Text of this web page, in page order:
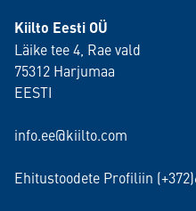
Kiilto Eesti OÜ
Läike tee 4, Rae vald
75312 Harjumaa
EESTI
info.ee@kiilto.com
Ehitustoodete Profiliin